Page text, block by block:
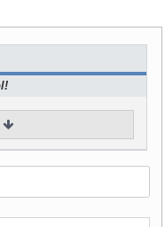
uno de los primeros en
por calle Victoria en
Con un megáfono,
a dos árboles,
incluso, amenazó con
diputados que
su segundo turno de